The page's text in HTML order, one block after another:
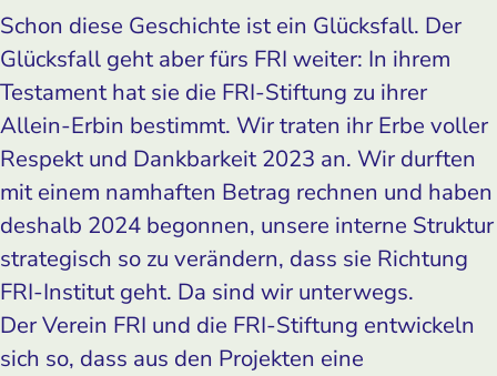
Schon diese Geschichte ist ein Glücksfall. Der
Glücksfall geht aber fürs FRI weiter: In ihrem
Testament hat sie die FRI-Stiftung zu ihrer
Allein-Erbin bestimmt. Wir traten ihr Erbe voller
Respekt und Dankbarkeit 2023 an. Wir durften
mit einem namhaften Betrag rechnen und haben
deshalb 2024 begonnen, unsere interne Struktur
strategisch so zu verändern, dass sie Richtung
FRI-Institut geht. Da sind wir unterwegs.
Der Verein FRI und die FRI-Stiftung entwickeln
sich so, dass aus den Projekten eine